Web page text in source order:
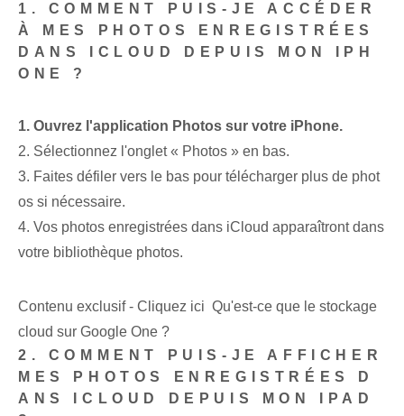
1. COMMENT PUIS-JE ACCÉDER
À MES PHOTOS ENREGISTRÉES
DANS ICLOUD DEPUIS MON IPH
ONE ?
1. Ouvrez l'application Photos sur votre iPhone.
2. Sélectionnez⁢ l'onglet « Photos » en bas.
3. Faites défiler vers le bas pour télécharger plus de phot
os si nécessaire.
4. Vos photos enregistrées dans iCloud apparaîtront dans
votre bibliothèque ⁢photos.
Contenu exclusif - Cliquez ici Qu'est-ce que le stockage
cloud sur Google One ?
2. COMMENT PUIS-JE AFFICHER
MES PHOTOS ENREGISTRÉES D
ANS ICLOUD DEPUIS MON IPAD